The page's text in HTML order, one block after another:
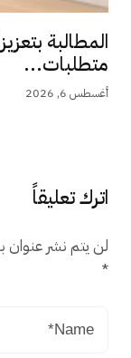
المطالبة
متطلبات...
أغسطس 6, 2026
اترك تعليقاً
لن يتم نشر عنوان
*